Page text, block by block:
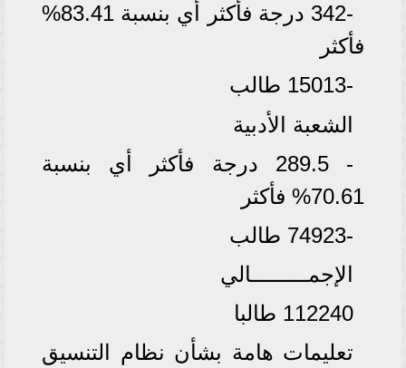
-342 درجة فأكثر أي بنسبة 83.41%
فأكثر
-15013 طالب
الشعبة الأدبية
- 289.5 درجة فأكثر أي بنسبة
70.61% فأكثر
-74923 طالب
الإجمـــــــــالي
112240 طالبا
تعليمات هامة بشأن نظام التنسيق